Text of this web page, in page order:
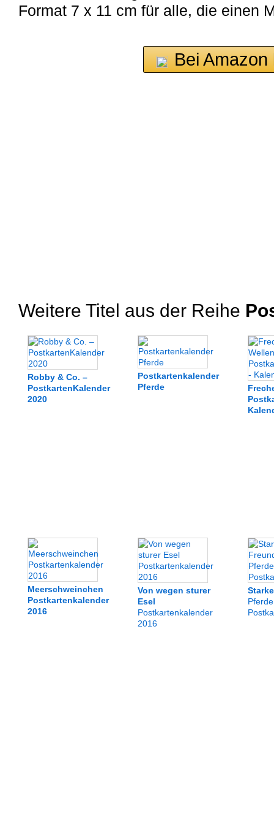
Format 7 x 11 cm für alle, die einen
Bei Amazon
Weitere Titel aus der Reihe
Robby & Co. –
PostkartenKalender
2020
Postkartenkalender
Pferde
Meerschweinchen
Postkartenkalender
2016
Von wegen sturer
Esel
Postkartenkalender
2016
Pferde